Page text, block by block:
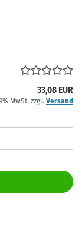
33,08 EUR
MwSt. zzgl. Versand